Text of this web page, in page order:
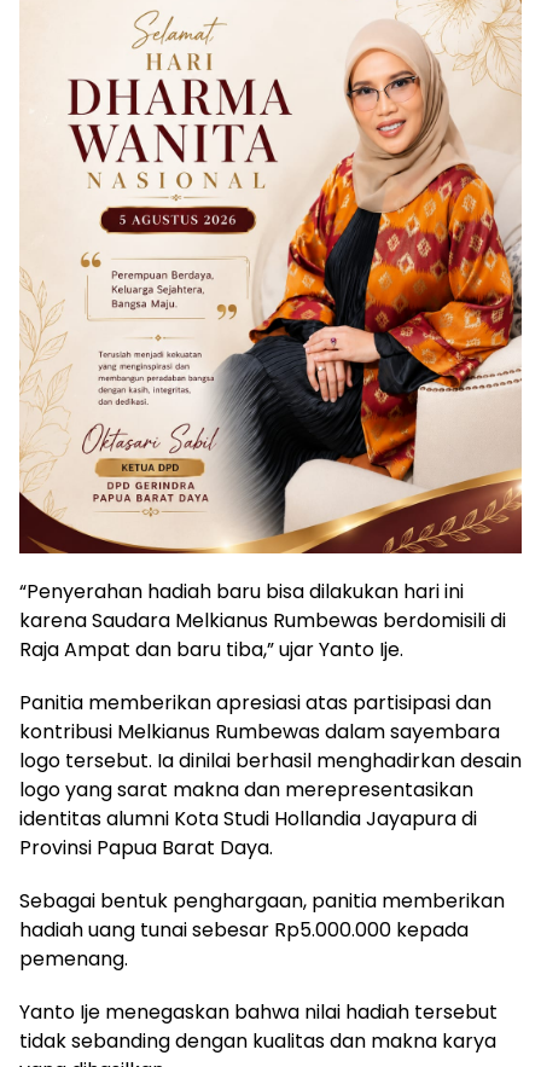
“Penyerahan hadiah baru bisa dilakukan hari ini
karena Saudara Melkianus Rumbewas berdomisili di
Raja Ampat dan baru tiba,” ujar Yanto Ije.
Panitia memberikan apresiasi atas partisipasi dan
kontribusi Melkianus Rumbewas dalam sayembara
logo tersebut. Ia dinilai berhasil menghadirkan desain
logo yang sarat makna dan merepresentasikan
identitas alumni Kota Studi Hollandia Jayapura di
Provinsi Papua Barat Daya.
Sebagai bentuk penghargaan, panitia memberikan
hadiah uang tunai sebesar Rp5.000.000 kepada
pemenang.
Yanto Ije menegaskan bahwa nilai hadiah tersebut
tidak sebanding dengan kualitas dan makna karya